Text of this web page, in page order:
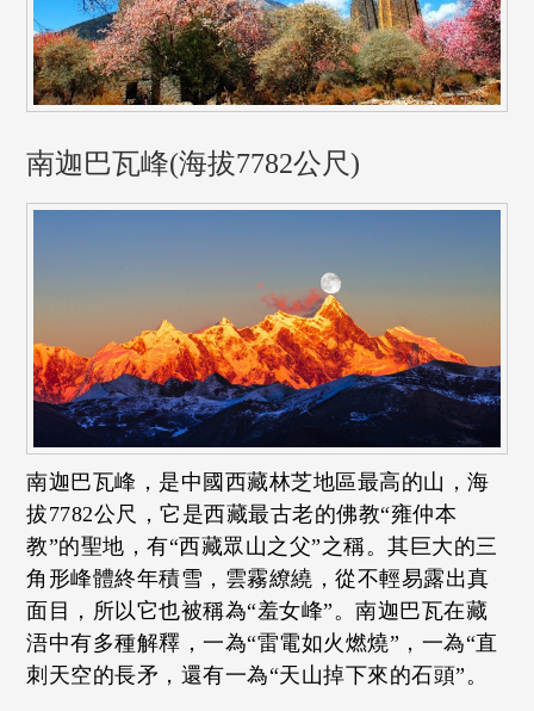
南迦巴瓦峰(海拔7782公尺)
南迦巴瓦峰，是中國西藏林芝地區最高的山，海
拔7782公尺，它是西藏最古老的佛教“雍仲本
教”的聖地，有“西藏眾山之父”之稱。其巨大的三
角形峰體終年積雪，雲霧繚繞，從不輕易露出真
面目，所以它也被稱為“羞女峰”。南迦巴瓦在藏
浯中有多種解釋，一為“雷電如火燃燒”，一為“直
刺天空的長矛，還有一為“天山掉下來的石頭”。